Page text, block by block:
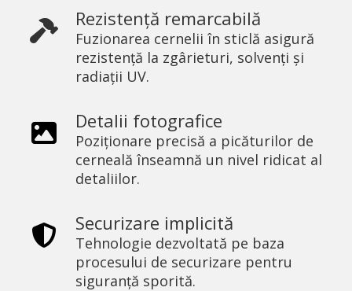
Rezistență remarcabilă
Fuzionarea cernelii în sticlă asigură
rezistență la zgârieturi, solvenți și
radiații UV.
Detalii fotografice
Poziționare precisă a picăturilor de
cerneală înseamnă un nivel ridicat al
detaliilor.
Securizare implicită
Tehnologie dezvoltată pe baza
procesului de securizare pentru
siguranță sporită.